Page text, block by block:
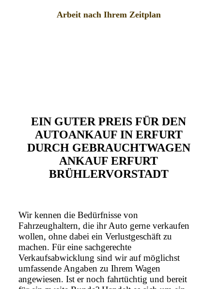
Arbeit nach Ihrem Zeitplan
EIN GUTER PREIS FÜR DEN
AUTOANKAUF IN ERFURT
DURCH GEBRAUCHTWAGEN
ANKAUF ERFURT
BRÜHLERVORSTADT
Wir kennen die Bedürfnisse von
Fahrzeughaltern, die ihr Auto gerne verkaufen
wollen, ohne dabei ein Verlustgeschäft zu
machen. Für eine sachgerechte
Verkaufsabwicklung sind wir auf möglichst
umfassende Angaben zu Ihrem Wagen
angewiesen. Ist er noch fahrtüchtig und bereit